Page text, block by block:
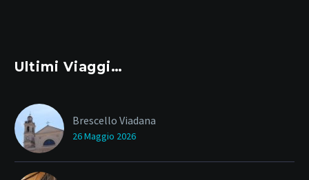
Ultimi Viaggi…
Brescello Viadana
26 Maggio 2026